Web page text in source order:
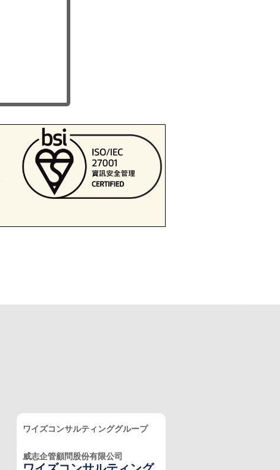
ワイズコンサルティンググループ
威志企管顧問股份有限公司